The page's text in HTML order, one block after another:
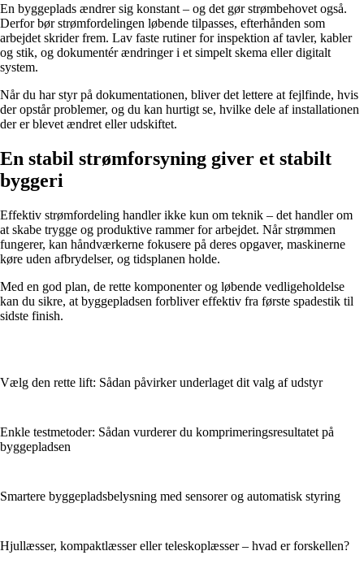
En byggeplads ændrer sig konstant – og det gør strømbehovet også.
Derfor bør strømfordelingen løbende tilpasses, efterhånden som
arbejdet skrider frem. Lav faste rutiner for inspektion af tavler, kabler
og stik, og dokumentér ændringer i et simpelt skema eller digitalt
system.
Når du har styr på dokumentationen, bliver det lettere at fejlfinde, hvis
der opstår problemer, og du kan hurtigt se, hvilke dele af installationen
der er blevet ændret eller udskiftet.
En stabil strømforsyning giver et stabilt
byggeri
Effektiv strømfordeling handler ikke kun om teknik – det handler om
at skabe trygge og produktive rammer for arbejdet. Når strømmen
fungerer, kan håndværkerne fokusere på deres opgaver, maskinerne
køre uden afbrydelser, og tidsplanen holde.
Med en god plan, de rette komponenter og løbende vedligeholdelse
kan du sikre, at byggepladsen forbliver effektiv fra første spadestik til
sidste finish.
Vælg den rette lift: Sådan påvirker underlaget dit valg af udstyr
Enkle testmetoder: Sådan vurderer du komprimeringsresultatet på
byggepladsen
Smartere byggepladsbelysning med sensorer og automatisk styring
Hjullæsser, kompaktlæsser eller teleskoplæsser – hvad er forskellen?